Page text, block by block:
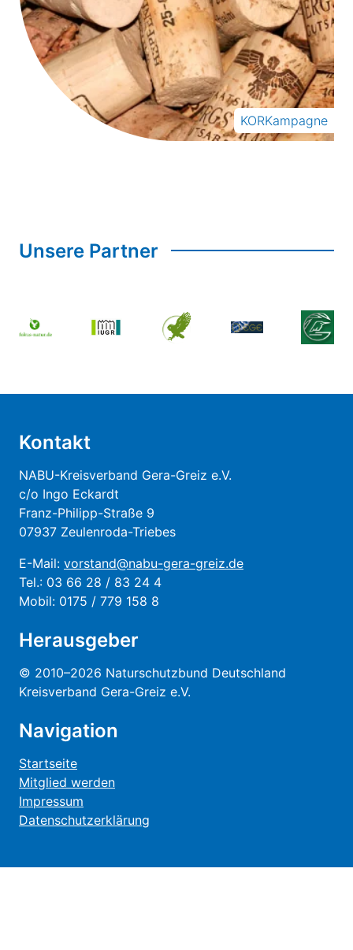
KORKampagne
Unsere Partner
Kontakt
NABU-Kreisverband Gera-Greiz e.V.
c/o Ingo Eckardt
Franz-Philipp-Straße 9
07937 Zeulenroda-Triebes
E-Mail: vorstand@nabu-gera-greiz.de
Tel.: 03 66 28 / 83 24 4
Mobil: 0175 / 779 158 8
Herausgeber
© 2010–2026 Naturschutzbund Deutschland
Kreisverband Gera-Greiz e.V.
Navigation
Startseite
Mitglied werden
Impressum
Datenschutzerklärung